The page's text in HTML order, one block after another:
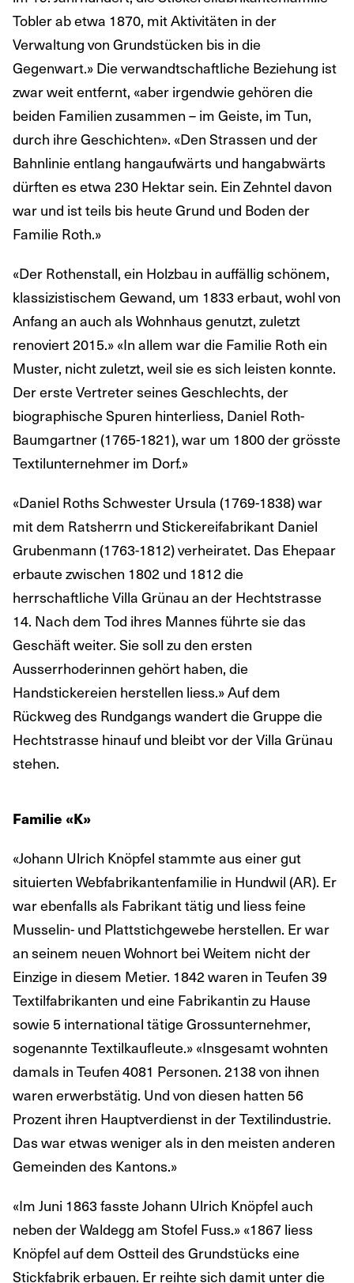
Tobler ab etwa 1870, mit Aktivitäten in der
Verwaltung von Grundstücken bis in die
Gegenwart.» Die verwandtschaftliche Beziehung ist
zwar weit entfernt, «aber irgendwie gehören die
beiden Familien zusammen – im Geiste, im Tun,
durch ihre Geschichten». «Den Strassen und der
Bahnlinie entlang hangaufwärts und hangabwärts
dürften es etwa 230 Hektar sein. Ein Zehntel davon
war und ist teils bis heute Grund und Boden der
Familie Roth.»
«Der Rothenstall, ein Holzbau in auffällig schönem,
klassizistischem Gewand, um 1833 erbaut, wohl von
Anfang an auch als Wohnhaus genutzt, zuletzt
renoviert 2015.» «In allem war die Familie Roth ein
Muster, nicht zuletzt, weil sie es sich leisten konnte.
Der erste Vertreter seines Geschlechts, der
biographische Spuren hinterliess, Daniel Roth-
Baumgartner (1765-1821), war um 1800 der grösste
Textilunternehmer im Dorf.»
«Daniel Roths Schwester Ursula (1769-1838) war
mit dem Ratsherrn und Stickereifabrikant Daniel
Grubenmann (1763-1812) verheiratet. Das Ehepaar
erbaute zwischen 1802 und 1812 die
herrschaftliche Villa Grünau an der Hechtstrasse
14. Nach dem Tod ihres Mannes führte sie das
Geschäft weiter. Sie soll zu den ersten
Ausserrhoderinnen gehört haben, die
Handstickereien herstellen liess.» Auf dem
Rückweg des Rundgangs wandert die Gruppe die
Hechtstrasse hinauf und bleibt vor der Villa Grünau
stehen.
Familie «K»
«Johann Ulrich Knöpfel stammte aus einer gut
situierten Webfabrikantenfamilie in Hundwil (AR). Er
war ebenfalls als Fabrikant tätig und liess feine
Musselin- und Plattstichgewebe herstellen. Er war
an seinem neuen Wohnort bei Weitem nicht der
Einzige in diesem Metier. 1842 waren in Teufen 39
Textilfabrikanten und eine Fabrikantin zu Hause
sowie 5 international tätige Grossunternehmer,
sogenannte Textilkaufleute.» «Insgesamt wohnten
damals in Teufen 4081 Personen. 2138 von ihnen
waren erwerbstätig. Und von diesen hatten 56
Prozent ihren Hauptverdienst in der Textilindustrie.
Das war etwas weniger als in den meisten anderen
Gemeinden des Kantons.»
«Im Juni 1863 fasste Johann Ulrich Knöpfel auch
neben der Waldegg am Stofel Fuss.» «1867 liess
Knöpfel auf dem Ostteil des Grundstücks eine
Stickfabrik erbauen. Er reihte sich damit unter die